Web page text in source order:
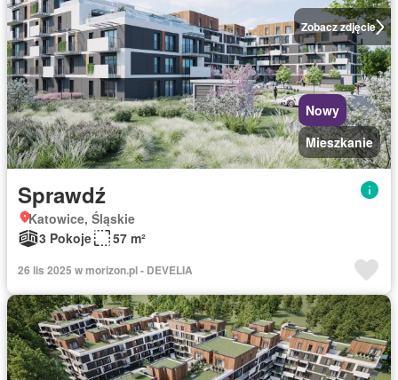
Zobacz zdjęcie
Nowy
Mieszkanie
Sprawdź
Katowice, Śląskie
3 Pokoje
57 m²
26 lis 2025 w morizon.pl - DEVELIA